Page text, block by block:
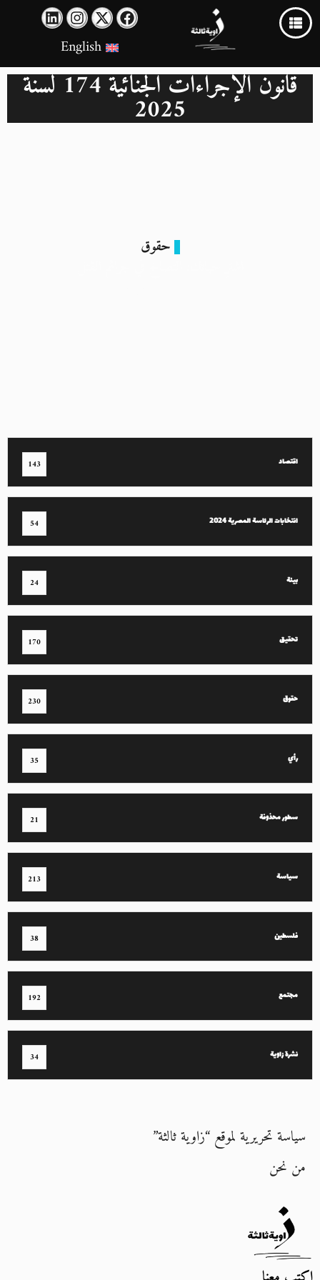
English
قانون الإجراءات الجنائية 174 لسنة
2025
حقوق
اقتصاد 143
انتخابات الرئاسة المصرية 2024 54
بيئة 24
تحقيق 170
حقوق 230
رأي 35
سطور محذوفة 21
سياسة 213
فلسطين 38
مجتمع 192
نشرة زاوية 34
سياسة تحريرية لموقع “زاوية ثالثة”
من نحن